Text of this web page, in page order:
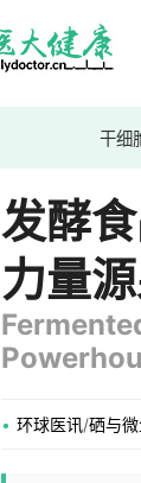
干细
发酵
力量
环球医讯/硒与